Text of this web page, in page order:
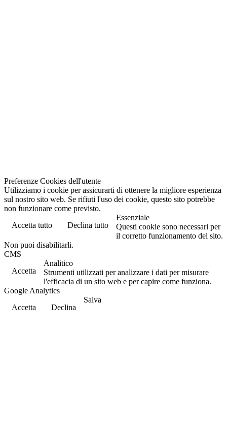
Preferenze Cookies dell'utente
Utilizziamo i cookie per assicurarti di ottenere la migliore esperienza
sul nostro sito web. Se rifiuti l'uso dei cookie, questo sito potrebbe
non funzionare come previsto.
Accetta tutto
Declina tutto
Essenziale
Questi cookie sono necessari per
il corretto funzionamento del sito.
Non puoi disabilitarli.
CMS
Accetta
Analitico
Strumenti utilizzati per analizzare i dati per misurare
l'efficacia di un sito web e per capire come funziona.
Google Analytics
Accetta
Declina
Salva